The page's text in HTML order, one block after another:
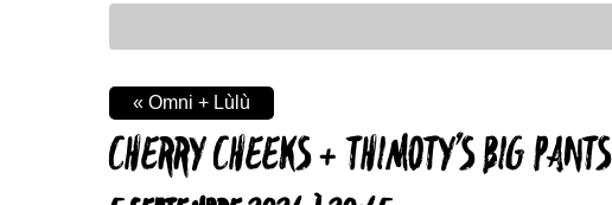
CHERRY CHEEKS + THIMOTY’S BIG PANTS
« Omni + Lùlù